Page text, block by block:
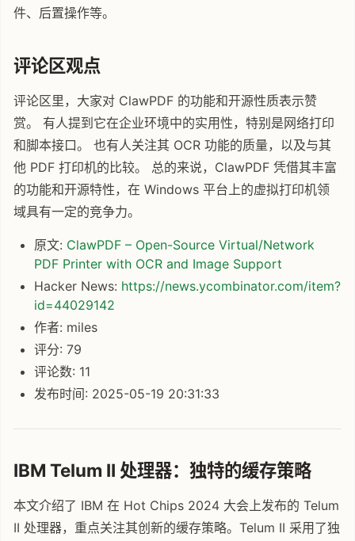
件、后置操作等。
评论区观点
评论区里，大家对 ClawPDF 的功能和开源性质表示赞
赏。 有人提到它在企业环境中的实用性，特别是网络打印
和脚本接口。 也有人关注其 OCR 功能的质量，以及与其
他 PDF 打印机的比较。 总的来说，ClawPDF 凭借其丰富
的功能和开源特性，在 Windows 平台上的虚拟打印机领
域具有一定的竞争力。
原文: ClawPDF – Open-Source Virtual/Network
PDF Printer with OCR and Image Support
Hacker News: https://news.ycombinator.com/item?
id=44029142
作者: miles
评分: 79
评论数: 11
发布时间: 2025-05-19 20:31:33
IBM Telum II 处理器：独特的缓存策略
本文介绍了 IBM 在 Hot Chips 2024 大会上发布的 Telum
II 处理器，重点关注其创新的缓存策略。Telum II 采用了独